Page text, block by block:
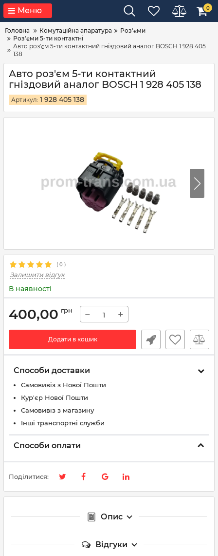
Меню 0
Головна Комутаційна апаратура
Роз'єми
Роз'єми 5-ти контактні
Авто роз'єм 5-ти контактний гніздовий аналог BOSCH 1 928 405
138
Авто роз'єм 5-ти контактний
гніздовий аналог BOSCH 1 928 405 138
Артикул: 1 928 405 138
( 0 )
Залишити відгук
В наявності
400,00 грн − +
Додати в кошик
Способи доставки
Самовивіз з Нової Пошти
Кур'єр Нової Пошти
Самовивіз з магазину
Інші транспортні служби
Способи оплати
Поділитися:
Опис
Відгуки